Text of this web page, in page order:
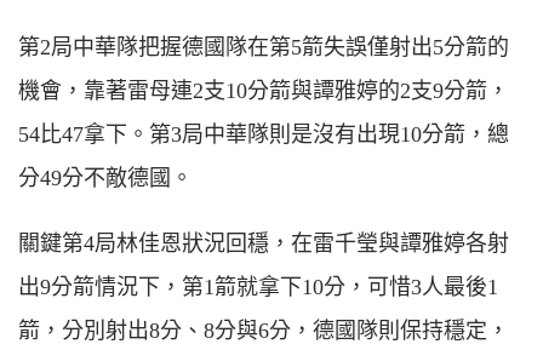
第2局中華隊把握德國隊在第5箭失誤僅射出5分箭的
機會，靠著雷母連2支10分箭與譚雅婷的2支9分箭，
54比47拿下。第3局中華隊則是沒有出現10分箭，總
分49分不敵德國。
關鍵第4局林佳恩狀況回穩，在雷千瑩與譚雅婷各射
出9分箭情況下，第1箭就拿下10分，可惜3人最後1
箭，分別射出8分、8分與6分，德國隊則保持穩定，